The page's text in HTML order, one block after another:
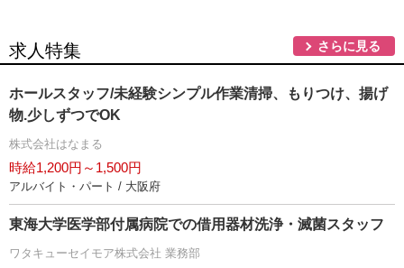
求人特集 さらに見る
ホールスタッフ/未経験シンプル作業清掃、もりつけ、揚げ
物.少しずつでOK
株式会社はなまる
時給1,200円～1,500円
アルバイト・パート / 大阪府
東海大学医学部付属病院での借用器材洗浄・滅菌スタッフ
ワタキューセイモア株式会社 業務部